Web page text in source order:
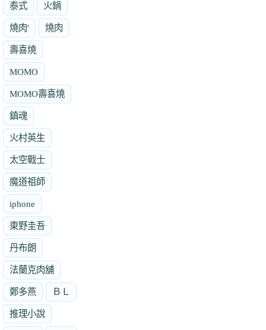
泰式 火鍋
燒肉' 燒肉
壽喜燒
MOMO
MOMO壽喜燒
鎮魂
火村英生
太空戰士
魔道祖師
iphone
東野圭吾
丹布朗
法蘭克肉舖
鄭多燕 ＢＬ
推理小說